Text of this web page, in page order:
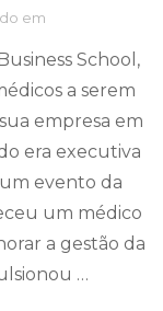
em
School,
a serem
empresa em
era executiva
evento da
um médico
a gestão da
…